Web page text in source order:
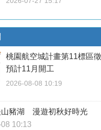
桃園航空城計畫第11標區
預計11月開工
2026-08-08 10:19
山豬湖 漫遊初秋好時光
10:13